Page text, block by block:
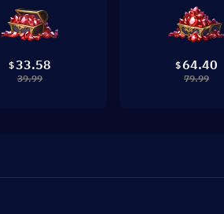
$33.58
39.99
$64.40
79.99